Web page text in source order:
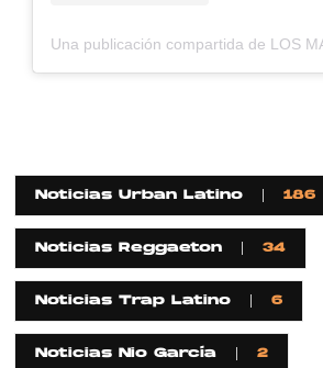
Una publicación compartida de LOS
Noticias Urban Latino 186
Noticias Reggaeton 34
Noticias Trap Latino 6
Noticias Nio García 2